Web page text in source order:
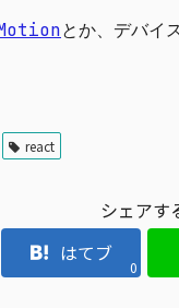
とか、デバイ
react
シェアす
はてブ
0